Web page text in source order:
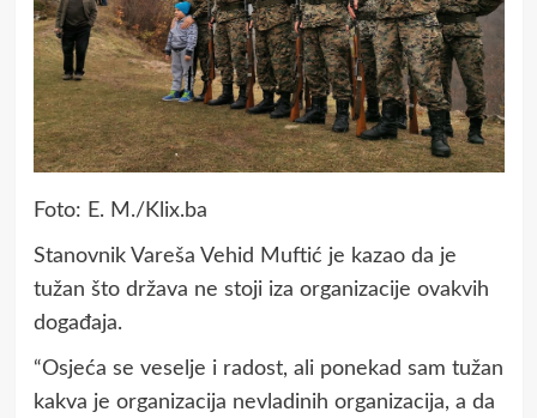
Foto: E. M./Klix.ba
Stanovnik Vareša Vehid Muftić je kazao da je
tužan što država ne stoji iza organizacije ovakvih
događaja.
“Osjeća se veselje i radost, ali ponekad sam tužan
kakva je organizacija nevladinih organizacija, a da